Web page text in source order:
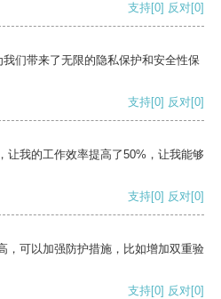
支持[0] 反对[0]
们带来了无限的隐私保护和安全性保
支持[0] 反对[0]
让我的工作效率提高了50%，让我能够
支持[0] 反对[0]
，可以加强防护措施，比如增加双重验
支持[0] 反对[0]